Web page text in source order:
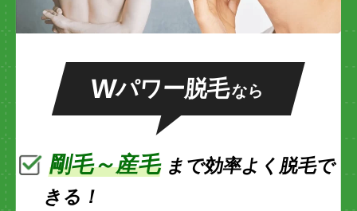
Wパワー脱毛なら
剛毛～産毛 まで効率よく脱毛で
きる！